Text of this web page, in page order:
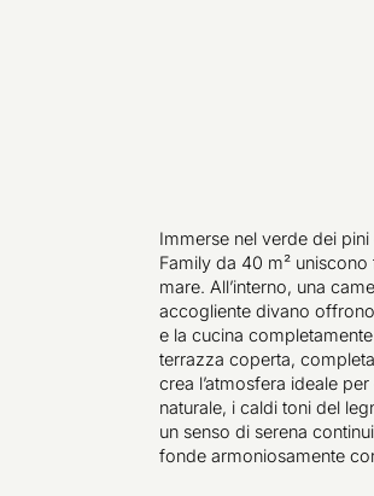
Immerse nel verde dei
Family da 40 m²
mare. All’interno, una
accogliente divano
e la cucina
terrazza coperta,
crea l’atmosfera ideale
naturale, i caldi toni del
un senso di serena
fonde armoniosamente